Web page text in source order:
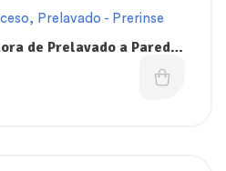
, Prelavado - Prerinse
de Prelavado a Pared